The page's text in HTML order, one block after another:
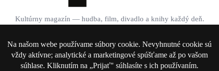
Kultúrny magazín — hudba, film, divadlo a knihy každý deň.
Divadlo
Film
Hudba